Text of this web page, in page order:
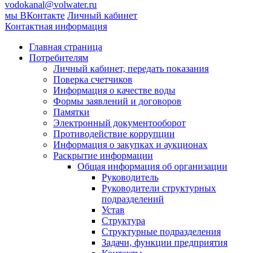
vodokanal@volwater.ru
мы ВКонтакте Личный кабинет
Контактная информация
Главная страница
Потребителям
Личный кабинет, передать показания
Поверка счетчиков
Информация о качестве воды
Формы заявлений и договоров
Памятки
Электронный документооборот
Противодействие коррупции
Информация о закупках и аукционах
Раскрытие информации
Общая информация об организации
Руководитель
Руководители структурных
подразделений
Устав
Структура
Структурные подразделения
Задачи, функции предприятия